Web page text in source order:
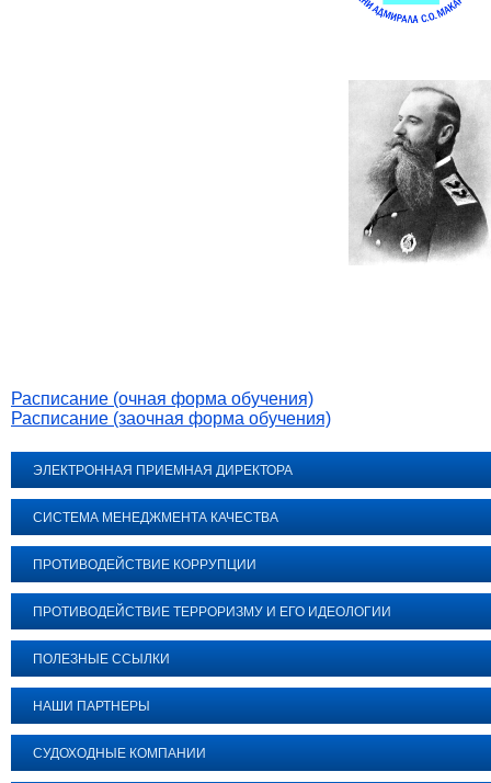
Расписание (очная форма обучения)
Расписание (заочная форма обучения)
ЭЛЕКТРОННАЯ ПРИЕМНАЯ ДИРЕКТОРА
СИСТЕМА МЕНЕДЖМЕНТА КАЧЕСТВА
ПРОТИВОДЕЙСТВИЕ КОРРУПЦИИ
ПРОТИВОДЕЙСТВИЕ ТЕРРОРИЗМУ И ЕГО ИДЕОЛОГИИ
ПОЛЕЗНЫЕ ССЫЛКИ
НАШИ ПАРТНЕРЫ
СУДОХОДНЫЕ КОМПАНИИ